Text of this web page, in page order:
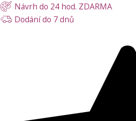
Návrh do 24 hod. ZDARMA
Dodání do 7 dnů